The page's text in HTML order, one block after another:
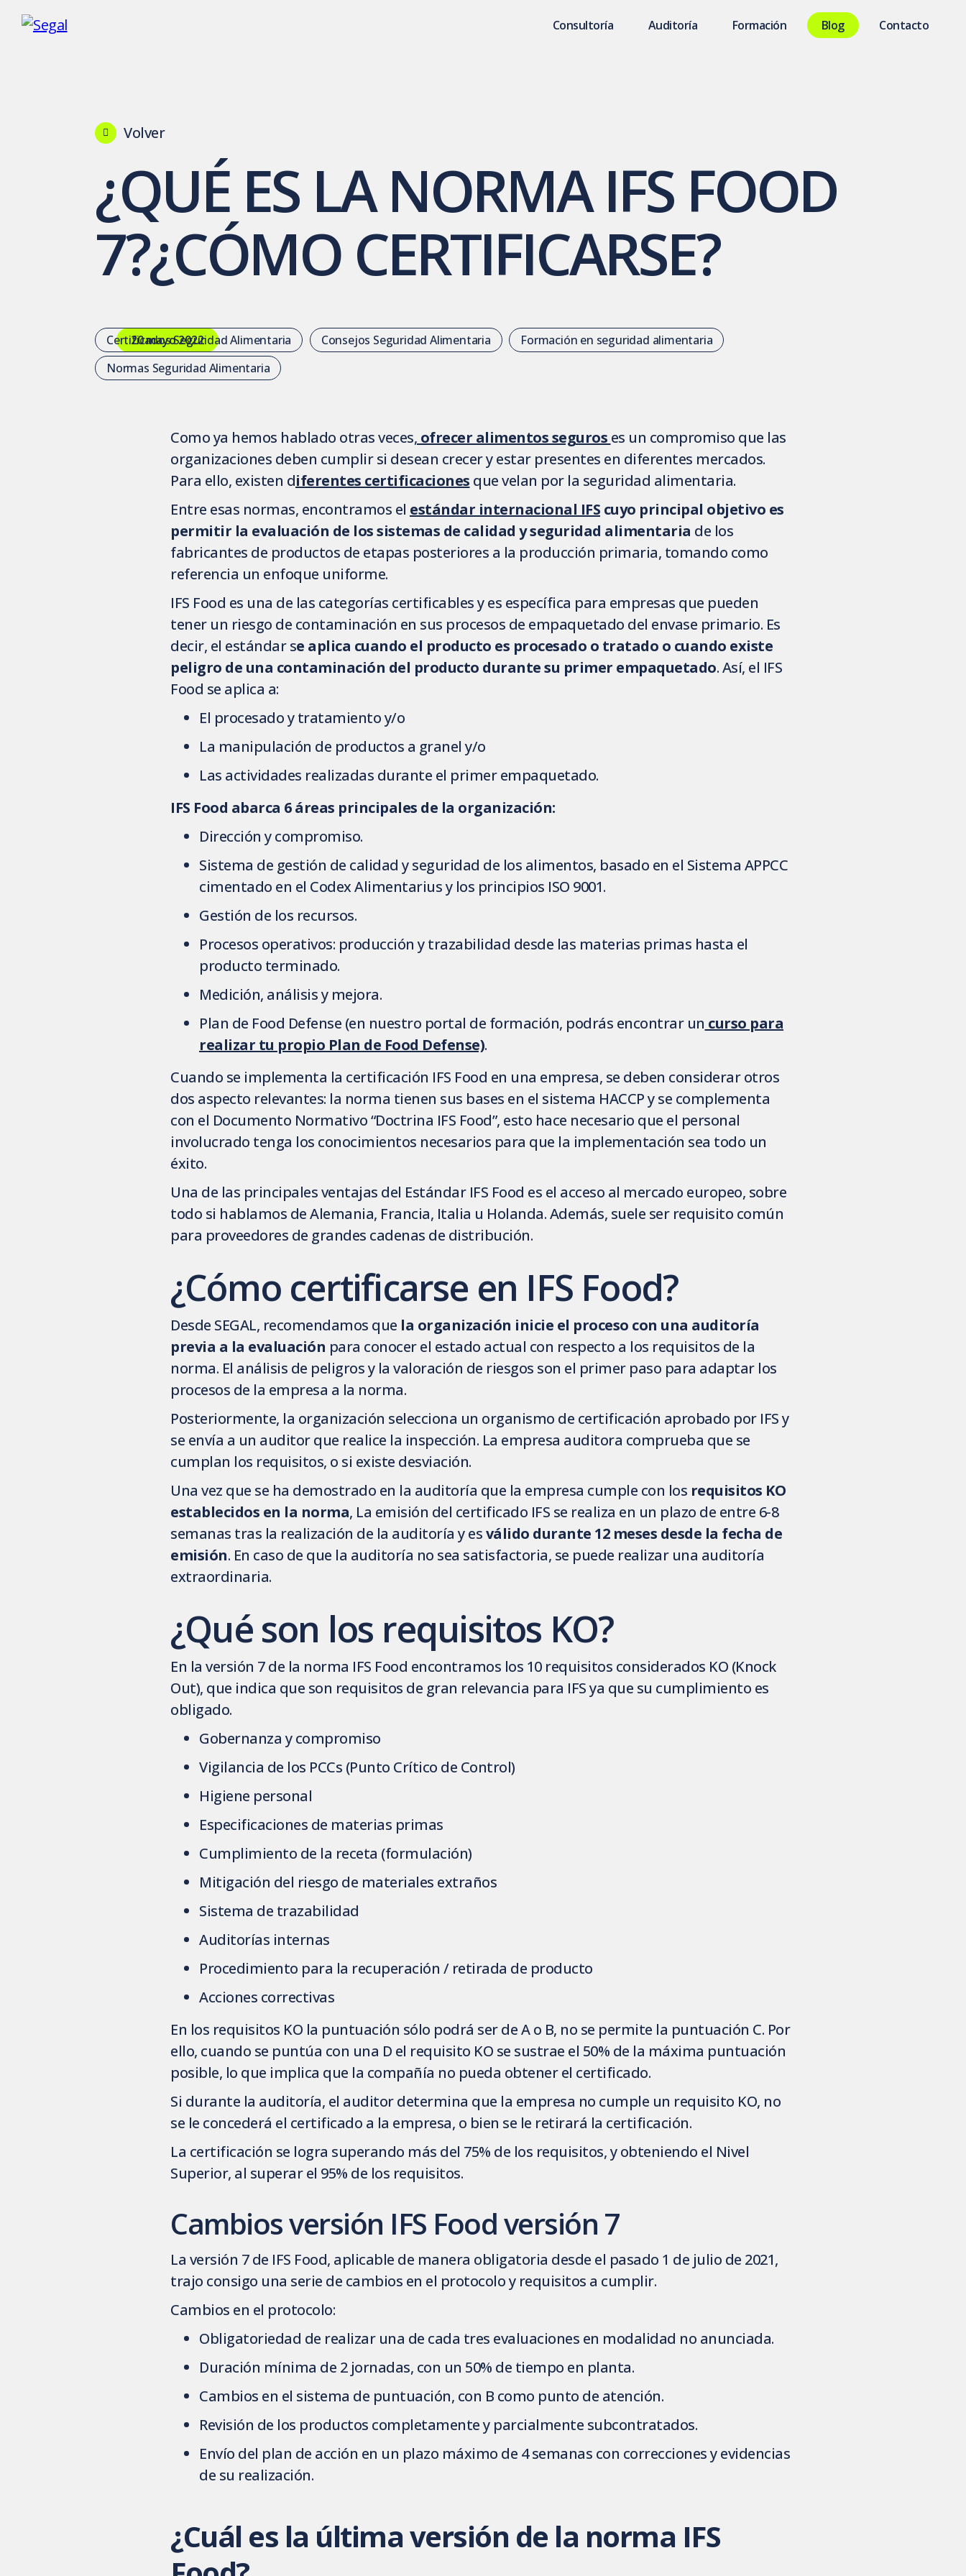
Consultoría Auditoría Formación Blog Contacto
Volver
¿QUÉ ES LA NORMA IFS FOOD
7?¿CÓMO CERTIFICARSE?
20 mayo 2022
Certificados Seguridad Alimentaria Consejos Seguridad Alimentaria
Formación en seguridad alimentaria
Normas Seguridad Alimentaria
Como ya hemos hablado otras veces, ofrecer alimentos seguros es un compromiso que las
organizaciones deben cumplir si desean crecer y estar presentes en diferentes mercados.
Para ello, existen diferentes certificaciones que velan por la seguridad alimentaria.
Entre esas normas, encontramos el estándar internacional IFS cuyo principal objetivo es
permitir la evaluación de los sistemas de calidad y seguridad alimentaria de los
fabricantes de productos de etapas posteriores a la producción primaria, tomando como
referencia un enfoque uniforme.
IFS Food es una de las categorías certificables y es específica para empresas que pueden
tener un riesgo de contaminación en sus procesos de empaquetado del envase primario. Es
decir, el estándar se aplica cuando el producto es procesado o tratado o cuando existe
peligro de una contaminación del producto durante su primer empaquetado. Así, el IFS
Food se aplica a:
El procesado y tratamiento y/o
La manipulación de productos a granel y/o
Las actividades realizadas durante el primer empaquetado.
IFS Food abarca 6 áreas principales de la organización:
Dirección y compromiso.
Sistema de gestión de calidad y seguridad de los alimentos, basado en el Sistema APPCC
cimentado en el Codex Alimentarius y los principios ISO 9001.
Gestión de los recursos.
Procesos operativos: producción y trazabilidad desde las materias primas hasta el
producto terminado.
Medición, análisis y mejora.
Plan de Food Defense (en nuestro portal de formación, podrás encontrar un curso para
realizar tu propio Plan de Food Defense).
Cuando se implementa la certificación IFS Food en una empresa, se deben considerar otros
dos aspecto relevantes: la norma tienen sus bases en el sistema HACCP y se complementa
con el Documento Normativo “Doctrina IFS Food”, esto hace necesario que el personal
involucrado tenga los conocimientos necesarios para que la implementación sea todo un
éxito.
Una de las principales ventajas del Estándar IFS Food es el acceso al mercado europeo, sobre
todo si hablamos de Alemania, Francia, Italia u Holanda. Además, suele ser requisito común
para proveedores de grandes cadenas de distribución.
¿Cómo certificarse en IFS Food?
Desde SEGAL, recomendamos que la organización inicie el proceso con una auditoría
previa a la evaluación para conocer el estado actual con respecto a los requisitos de la
norma. El análisis de peligros y la valoración de riesgos son el primer paso para adaptar los
procesos de la empresa a la norma.
Posteriormente, la organización selecciona un organismo de certificación aprobado por IFS y
se envía a un auditor que realice la inspección. La empresa auditora comprueba que se
cumplan los requisitos, o si existe desviación.
Una vez que se ha demostrado en la auditoría que la empresa cumple con los requisitos KO
establecidos en la norma, La emisión del certificado IFS se realiza en un plazo de entre 6-8
semanas tras la realización de la auditoría y esválido durante 12 meses desde la fecha de
emisión. En caso de que la auditoría no sea satisfactoria, se puede realizar una auditoría
extraordinaria.
¿Qué son los requisitos KO?
En la versión 7 de la norma IFS Food encontramos los 10 requisitos considerados KO (Knock
Out), que indica que son requisitos de gran relevancia para IFS ya que su cumplimiento es
obligado.
Gobernanza y compromiso
Vigilancia de los PCCs (Punto Crítico de Control)
Higiene personal
Especificaciones de materias primas
Cumplimiento de la receta (formulación)
Mitigación del riesgo de materiales extraños
Sistema de trazabilidad
Auditorías internas
Procedimiento para la recuperación / retirada de producto
Acciones correctivas
En los requisitos KO la puntuación sólo podrá ser de A o B, no se permite la puntuación C. Por
ello, cuando se puntúa con una D el requisito KO se sustrae el 50% de la máxima puntuación
posible, lo que implica que la compañía no pueda obtener el certificado.
Si durante la auditoría, el auditor determina que la empresa no cumple un requisito KO, no
se le concederá el certificado a la empresa, o bien se le retirará la certificación.
La certificación se logra superando más del 75% de los requisitos, y obteniendo el Nivel
Superior, al superar el 95% de los requisitos.
Cambios versión IFS Food versión 7
La versión 7 de IFS Food, aplicable de manera obligatoria desde el pasado 1 de julio de 2021,
trajo consigo una serie de cambios en el protocolo y requisitos a cumplir.
Cambios en el protocolo:
Obligatoriedad de realizar una de cada tres evaluaciones en modalidad no anunciada.
Duración mínima de 2 jornadas, con un 50% de tiempo en planta.
Cambios en el sistema de puntuación, con B como punto de atención.
Revisión de los productos completamente y parcialmente subcontratados.
Envío del plan de acción en un plazo máximo de 4 semanas con correcciones y evidencias
de su realización.
¿Cuál es la última versión de la norma IFS